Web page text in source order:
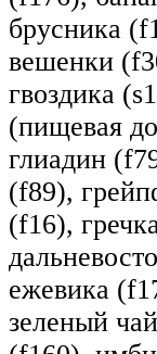
брусника
вешенки
гвоздика
(пищевая
глиадин
(f89),
(f16),
ежевика
зеленый